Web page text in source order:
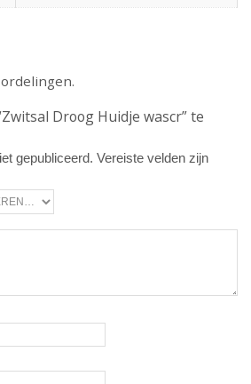
Droog Huidje wascr” te
gepubliceerd. Vereiste velden zijn